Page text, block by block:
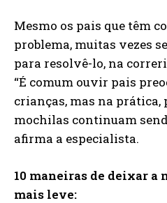
Mesmo os pais que têm
problema, muitas vezes
para resolvê-lo, na
“É comum ouvir pais
crianças, mas na prática,
mochilas continuam
afirma a especialista.
10 maneiras de deixar a
mais leve: